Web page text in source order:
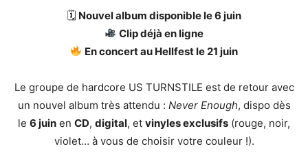
🗓 Nouvel album disponible le 6 juin
Clip déjà en ligne
En concert au Hellfest le 21 juin
Le groupe de hardcore US TURNSTILE est de retour avec
un nouvel album très attendu : Never Enough, dispo dès
le 6 juin en CD, digital, et vinyles exclusifs (rouge, noir,
violet… à vous de choisir votre couleur !).